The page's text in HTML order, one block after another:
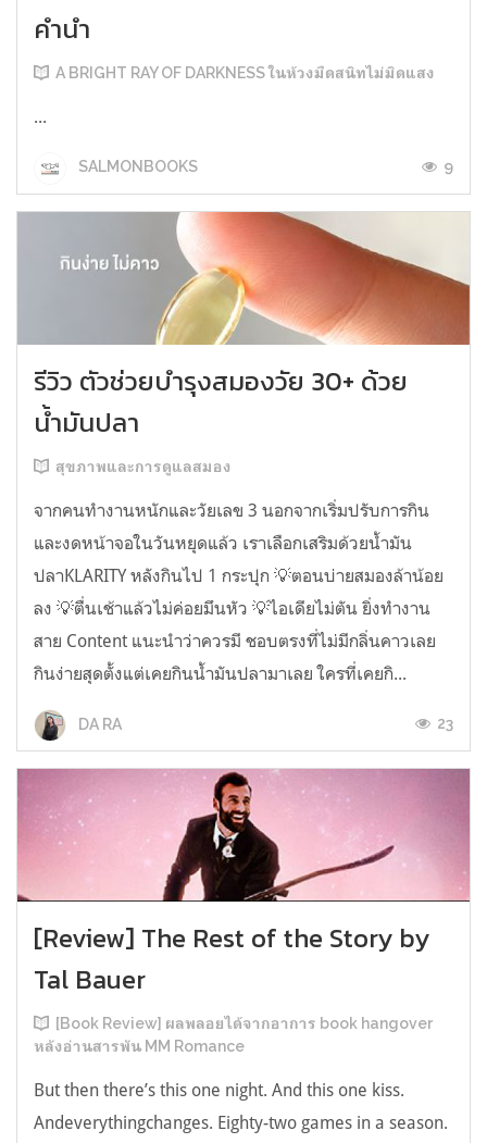
คำนำ
A BRIGHT RAY OF DARKNESS ในห้วงมืดสนิทไม่มิดแสง
...
SALMONBOOKS 9
รีวิว ตัวช่วยบำรุงสมองวัย 30+ ด้วย
น้ำมันปลา
สุขภาพและการดูแลสมอง
จากคนทำงานหนักและวัยเลข 3 นอกจากเริ่มปรับการกิน
และงดหน้าจอในวันหยุดแล้ว เราเลือกเสริมด้วยน้ำมัน
ปลาKLARITY หลังกินไป 1 กระปุก 💡ตอนบ่ายสมองล้าน้อย
ลง 💡ตื่นเช้าแล้วไม่ค่อยมึนหัว 💡ไอเดียไม่ตัน ยิ่งทำงาน
สาย Content แนะนำว่าควรมี ชอบตรงที่ไม่มีกลิ่นคาวเลย
กินง่ายสุดตั้งแต่เคยกินน้ำมันปลามาเลย ใครที่เคยกิ...
DA RA 23
[Review] The Rest of the Story by
Tal Bauer
[Book Review] ผลพลอยได้จากอาการ book hangover
หลังอ่านสารพัน MM Romance
But then there’s this one night. And this one kiss.
Andeverythingchanges. Eighty-two games in a season.